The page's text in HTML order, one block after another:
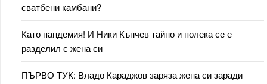
сватбени камбани?
Като пандемия! И Ники Кънчев тайно и полека се е
разделил с жена си
ПЪРВО ТУК: Владо Караджов заряза жена си заради